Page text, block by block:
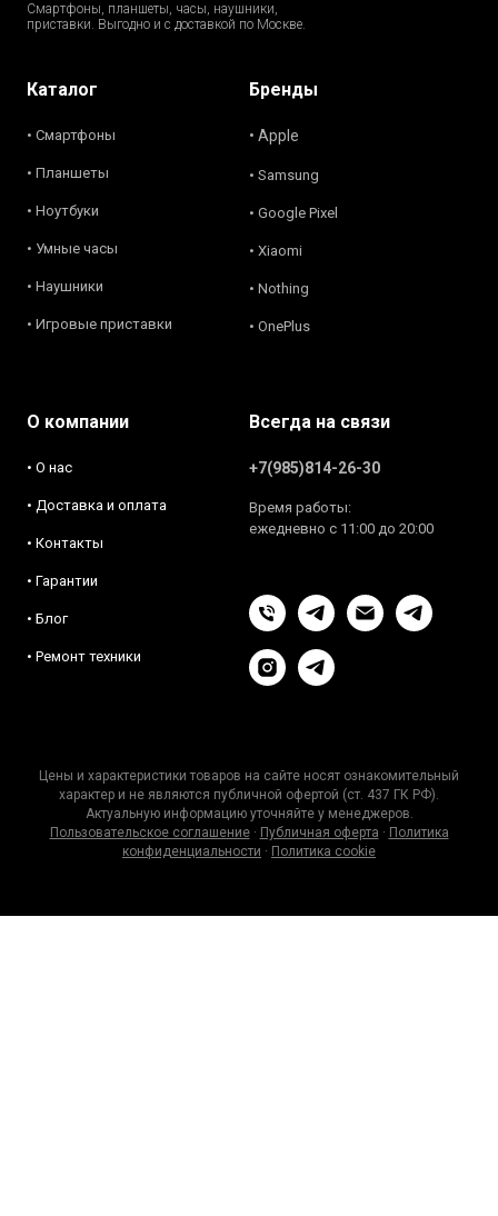
Смартфоны, планшеты, часы, наушники,
приставки. Выгодно и с доставкой по Москве.
Каталог
• Смартфоны
• Планшеты
• Ноутбуки
• Умные часы
• Наушники
• Игровые приставки
Бренды
• Apple
• Samsung
• Google Pixel
• Xiaomi
• Nothing
• OnePlus
О компании
• О нас
• Доставка и оплата
• Контакты
• Гарантии
• Блог
• Ремонт техники
Всегда на связи
+7(985)814-26-30
Время работы:
ежедневно с 11:00 до 20:00
Цены и характеристики товаров на сайте носят ознакомительный
характер и не являются публичной офертой (ст. 437 ГК РФ).
Актуальную информацию уточняйте у менеджеров.
Пользовательское соглашение· Публичная оферта · Политика
конфиденциальности · Политика cookie